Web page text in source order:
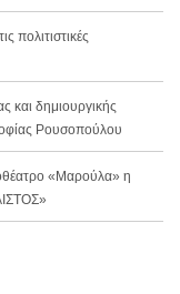
πολιτιστικές
και δημιουργικής
Ρουσοπούλου
«Μαρούλα» η